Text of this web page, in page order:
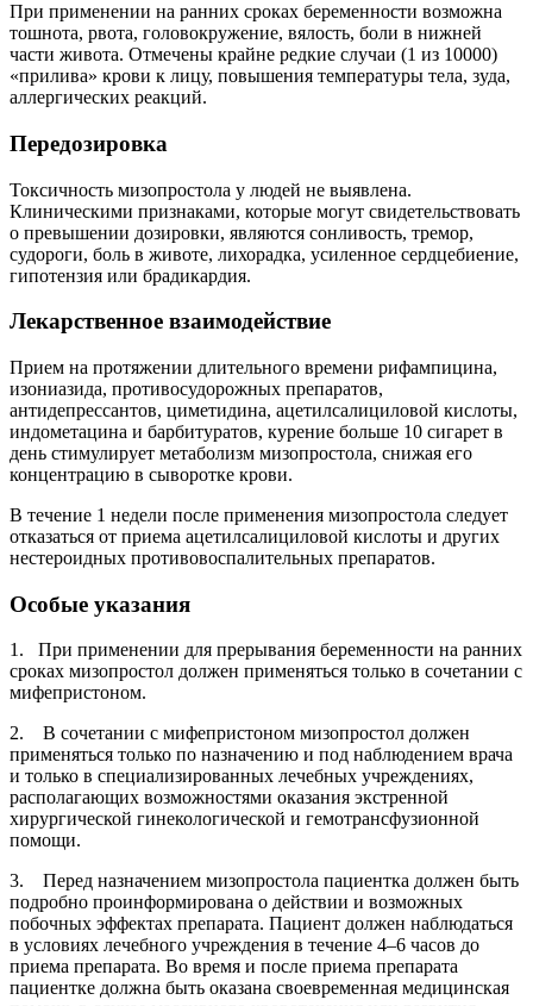
При применении на ранних сроках беременности возможна
тошнота, рвота, головокружение, вялость, боли в нижней
части живота. Отмечены крайне редкие случаи (1 из 10000)
«прилива» крови к лицу, повышения температуры тела, зуда,
аллергических реакций.
Передозировка
Токсичность мизопростола у людей не выявлена.
Клиническими признаками, которые могут свидетельствовать
о превышении дозировки, являются сонливость, тремор,
судороги, боль в животе, лихорадка, усиленное сердцебиение,
гипотензия или брадикардия.
Лекарственное взаимодействие
Прием на протяжении длительного времени рифампицина,
изониазида, противосудорожных препаратов,
антидепрессантов, циметидина, ацетилсалициловой кислоты,
индометацина и барбитуратов, курение больше 10 сигарет в
день стимулирует метаболизм мизопростола, снижая его
концентрацию в сыворотке крови.
В течение 1 недели после применения мизопростола следует
отказаться от приема ацетилсалициловой кислоты и других
нестероидных противовоспалительных препаратов.
Особые указания
1. При применении для прерывания беременности на ранних
сроках мизопростол должен применяться только в сочетании с
мифепристоном.
2. В сочетании с мифепристоном мизопростол должен
применяться только по назначению и под наблюдением врача
и только в специализированных лечебных учреждениях,
располагающих возможностями оказания экстренной
хирургической гинекологической и гемотрансфузионной
помощи.
3. Перед назначением мизопростола пациентка должен быть
подробно проинформирована о действии и возможных
побочных эффектах препарата. Пациент должен наблюдаться
в условиях лечебного учреждения в течение 4–6 часов до
приема препарата. Во время и после приема препарата
пациентке должна быть оказана своевременная медицинская